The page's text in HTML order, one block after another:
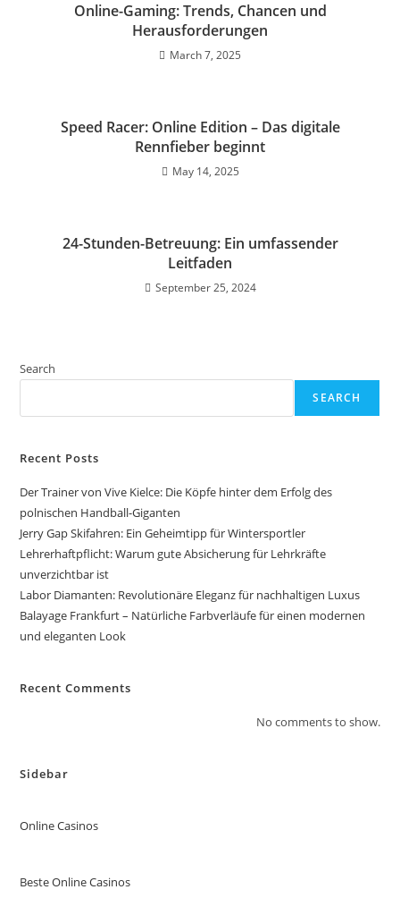
Online-Gaming: Trends, Chancen und
Herausforderungen
March 7, 2025
Speed Racer: Online Edition – Das digitale
Rennfieber beginnt
May 14, 2025
24-Stunden-Betreuung: Ein umfassender
Leitfaden
September 25, 2024
Search
SEARCH
Recent Posts
Der Trainer von Vive Kielce: Die Köpfe hinter dem Erfolg des
polnischen Handball-Giganten
Jerry Gap Skifahren: Ein Geheimtipp für Wintersportler
Lehrerhaftpflicht: Warum gute Absicherung für Lehrkräfte
unverzichtbar ist
Labor Diamanten: Revolutionäre Eleganz für nachhaltigen Luxus
Balayage Frankfurt – Natürliche Farbverläufe für einen modernen
und eleganten Look
Recent Comments
No comments to show.
Sidebar
Online Casinos
Beste Online Casinos